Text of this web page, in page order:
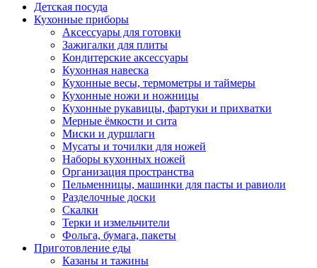
Детская посуда
Кухонные приборы
Аксессуары для готовки
Зажигалки для плиты
Кондитерские аксессуары
Кухонная навеска
Кухонные весы, термометры и таймеры
Кухонные ножи и ножницы
Кухонные рукавицы, фартуки и прихватки
Мерные ёмкости и сита
Миски и дуршлаги
Мусаты и точилки для ножей
Наборы кухонных ножей
Организация пространства
Пельменницы, машинки для пасты и равиоли
Разделочные доски
Скалки
Терки и измельчители
Фольга, бумага, пакеты
Приготовление еды
Казаны и тажины